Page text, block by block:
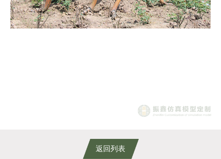
返回列表